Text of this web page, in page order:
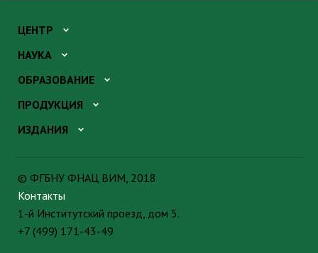
ЦЕНТР
НАУКА
ОБРАЗОВАНИЕ
ПРОДУКЦИЯ
ИЗДАНИЯ
© ФГБНУ ФНАЦ ВИМ, 2018
Контакты
1-й Институтский проезд, дом 5.
+7 (499) 171-43-49